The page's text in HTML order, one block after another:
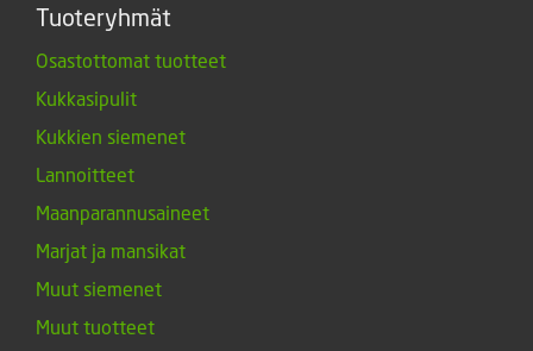
Tuoteryhmät
Osastottomat tuotteet
Kukkasipulit
Kukkien siemenet
Lannoitteet
Maanparannusaineet
Marjat ja mansikat
Muut siemenet
Muut tuotteet